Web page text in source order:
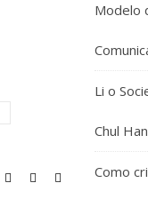
Modelo
Li o
Chul Han
Como